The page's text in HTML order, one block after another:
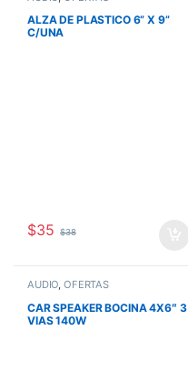
ALZA DE PLASTICO 6” X 9”
C/UNA
$35 $38
AUDIO,OFERTAS
CAR SPEAKER BOCINA 4X6″ 3
VIAS 140W